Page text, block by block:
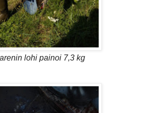
lohi painoi 7,3 kg